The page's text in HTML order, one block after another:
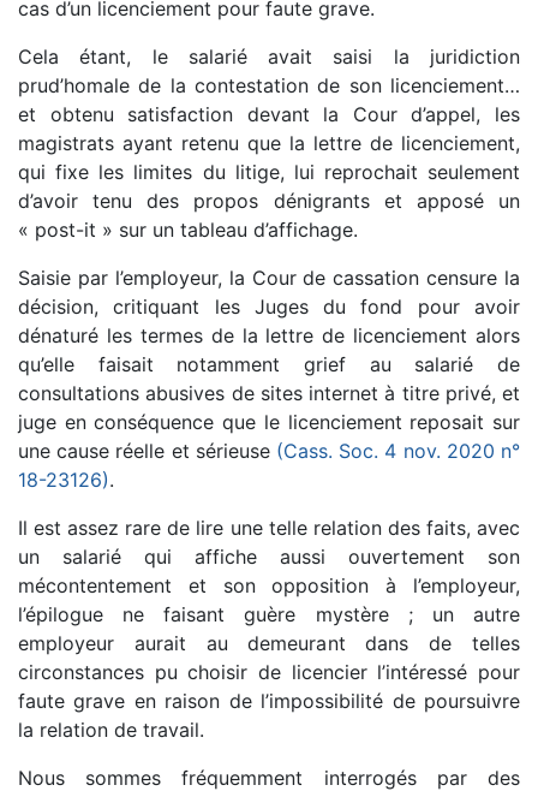
cas d’un licenciement pour faute grave.
Cela étant, le salarié avait saisi la juridiction
prud’homale de la contestation de son licenciement…
et obtenu satisfaction devant la Cour d’appel, les
magistrats ayant retenu que la lettre de licenciement,
qui fixe les limites du litige, lui reprochait seulement
d’avoir tenu des propos dénigrants et apposé un
« post-it » sur un tableau d’affichage.
Saisie par l’employeur, la Cour de cassation censure la
décision, critiquant les Juges du fond pour avoir
dénaturé les termes de la lettre de licenciement alors
qu’elle faisait notamment grief au salarié de
consultations abusives de sites internet à titre privé, et
juge en conséquence que le licenciement reposait sur
une cause réelle et sérieuse (Cass. Soc. 4 nov. 2020 n°
18-23126).
Il est assez rare de lire une telle relation des faits, avec
un salarié qui affiche aussi ouvertement son
mécontentement et son opposition à l’employeur,
l’épilogue ne faisant guère mystère ; un autre
employeur aurait au demeurant dans de telles
circonstances pu choisir de licencier l’intéressé pour
faute grave en raison de l’impossibilité de poursuivre
la relation de travail.
Nous sommes fréquemment interrogés par des